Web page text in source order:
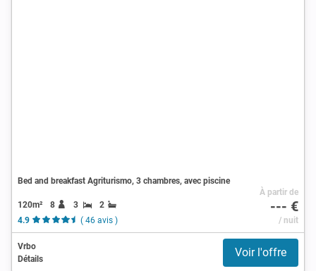
Bed and breakfast Agriturismo, 3 chambres, avec piscine
120m² 8 3
2
4.9
( 46 avis )
À partir de
--- €
/ nuit
Vrbo
Détails
Voir l'offre